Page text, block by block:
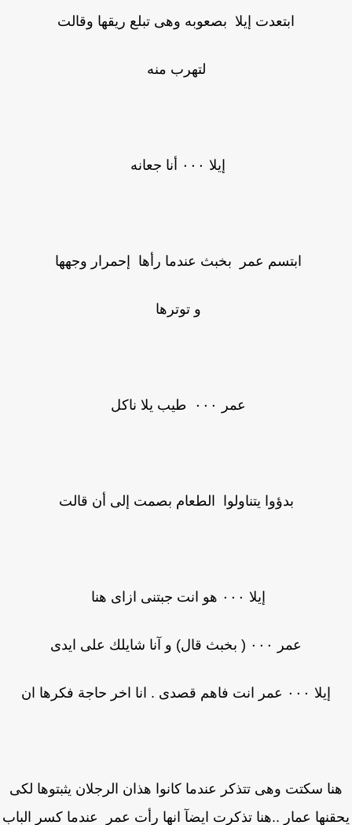
ابتعدت إيلا بصعوبه وهى تبلع ريقها وقالت
لتهرب منه
إيلا ٠٠٠ أنا جعانه
ابتسم عمر بخبث عندما رأها إحمرار وجهها
و توترها
عمر ٠٠٠ طيب يلا ناكل
بدؤوا يتناولوا الطعام بصمت إلى أن قالت
إيلا ٠٠٠ هو انت جبتنى ازاى هنا
عمر ٠٠٠ ( بخبث قال) و آنا شايلك على ايدى
إيلا ٠٠٠ عمر انت فاهم قصدى . انا اخر حاجة فكرها ان
سكتت وهى تتذكر عندما كانوا هذان الرجلان يثبتوها لكى
عمار ..هنا تذكرت ايضآ انها رأت عمر عندما كسر الباب